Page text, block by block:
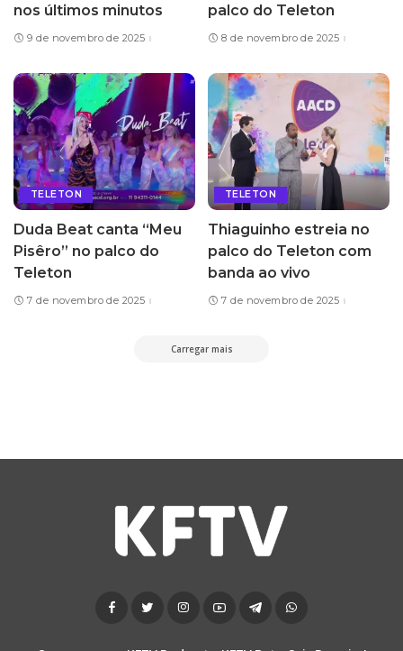
nos últimos minutos
9 de novembro de 2025
palco do Teleton
8 de novembro de 2025
TELETON
Duda Beat canta “Meu
Pisêro” no palco do
Teleton
7 de novembro de 2025
TELETON
Thiaguinho estreia no
palco do Teleton com
banda ao vivo
7 de novembro de 2025
Carregar mais